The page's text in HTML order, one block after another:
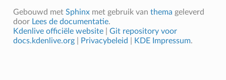
Gebouwd met Sphinxmet gebruik van thema geleverd
door Lees de documentatie.
Kdenlive officiële website| Git repository voor
docs.kdenlive.org
Privacybeleid KDE Impressum.